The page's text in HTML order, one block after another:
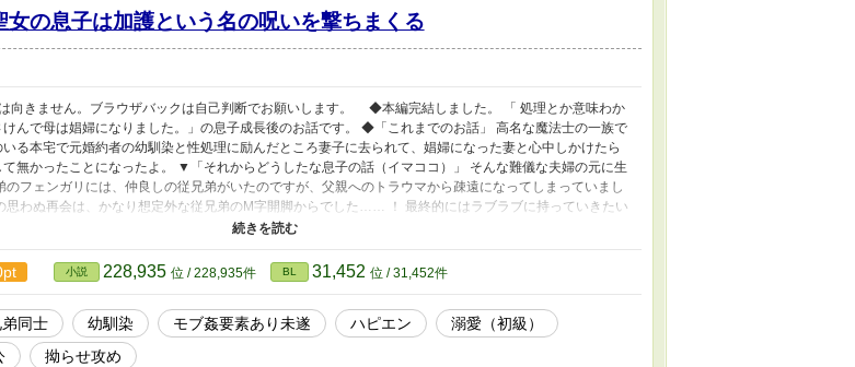
女の息子は加護という名の呪いを撃ちまくる
は向きません。ブラウザバックは自己判断でお願いします。 ◆本編完結しました。 「 処理とか意味わか
んで母は娼婦になりました。」の息子成長後のお話です。 ◆「これまでのお話」 高名な魔法士の一族で
る本宅で元婚約者の幼馴染と性処理に励んだところ妻子に去られて、娼婦になった妻と心中しかけたら
無かったことになったよ。 ▼「それからどうしたな息子の話（イマココ）」 そんな難儀な夫婦の元に生
のフェンガリには、仲良しの従兄弟がいたのですが、父親へのトラウマから疎遠になってしまっていまし
思わぬ再会は、かなり想定外な従兄弟のM字開脚からでした…… ！ 最終的にはラブラブに持っていきたい
も主人公もポンコツなりにがんばってます。 ↑なんとかハピエン溺愛（初級）にたどり着きました。最後ま
難うございました！ ⭐︎作品の傾向上性処理に対して揶揄的な表現になってますが、主人公が拗らせる設
ずスルーしてくださると幸いです。どうしても駄目そうな人はブラウザバックしてね！ 見ちゃった記
れないから自衛ヨロです。
小説 228,935 位 / 228,935件 BL 31,452 位 / 31,452件
同士 幼馴染 モブ姦要素あり未遂 ハピエン
溺愛（初級）
拗らせ攻め